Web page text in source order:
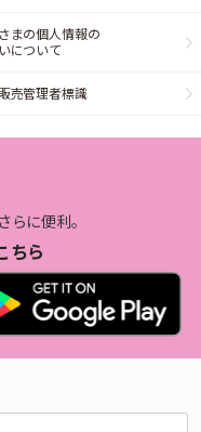
まの個人情報の
について
売管理者標識
らに便利。
ちら